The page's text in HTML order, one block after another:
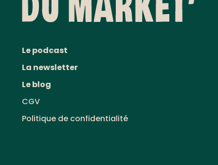
Le podcast
La newsletter
Le blog
CGV
Politique de confidentialité